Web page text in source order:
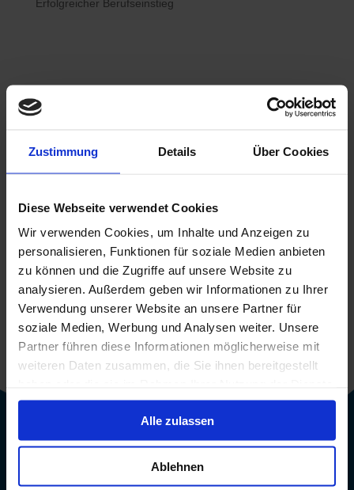
Zustimmung Details Über Cookies
Diese Webseite verwendet Cookies
Wir verwenden Cookies, um Inhalte und Anzeigen zu
personalisieren, Funktionen für soziale Medien anbieten
zu können und die Zugriffe auf unsere Website zu
analysieren. Außerdem geben wir Informationen zu Ihrer
Verwendung unserer Website an unsere Partner für
soziale Medien, Werbung und Analysen weiter. Unsere
Partner führen diese Informationen möglicherweise mit
weiteren Daten zusammen, die Sie ihnen bereitgestellt
gesammelt haben.
Alle zulassen
Ablehnen
 Bewerberhotline
 WhatsApp
0800 / 7008822